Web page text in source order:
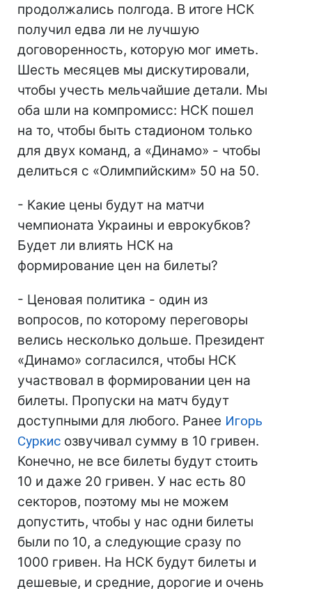
продолжались полгода. В итоге НСК
получил едва ли не лучшую
договоренность, которую мог иметь.
Шесть месяцев мы дискутировали,
чтобы учесть мельчайшие детали. Мы
оба шли на компромисс: НСК пошел
на то, чтобы быть стадионом только
для двух команд, а «Динамо» - чтобы
делиться с «Олимпийским» 50 на 50.
- Какие цены будут на матчи
чемпионата Украины и еврокубков?
Будет ли влиять НСК на
формирование цен на билеты?
- Ценовая политика - один из
вопросов, по которому переговоры
велись несколько дольше. Президент
«Динамо» согласился, чтобы НСК
участвовал в формировании цен на
билеты. Пропуски на матч будут
доступными для любого. Ранее Игорь
Суркис озвучивал сумму в 10 гривен.
Конечно, не все билеты будут стоить
10 и даже 20 гривен. У нас есть 80
секторов, поэтому мы не можем
допустить, чтобы у нас одни билеты
были по 10, а следующие сразу по
1000 гривен. На НСК будут билеты и
дешевые, и средние, дорогие и очень